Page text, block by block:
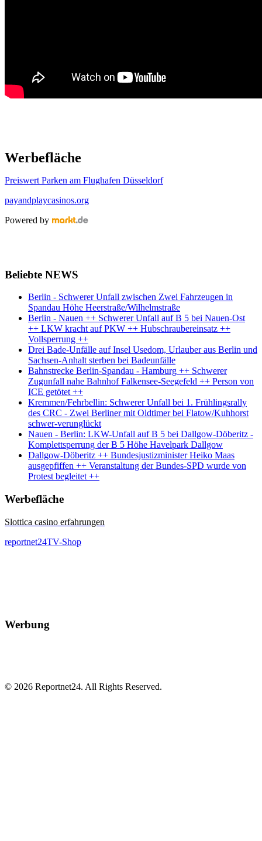
Werbefläche
Preiswert Parken am Flughafen Düsseldorf
payandplaycasinos.org
Powered by
Beliebte NEWS
Berlin - Schwerer Unfall zwischen Zwei Fahrzeugen in
Spandau Höhe Heerstraße/Wilhelmstraße
Berlin - Nauen ++ Schwerer Unfall auf B 5 bei Nauen-Ost
++ LKW kracht auf PKW ++ Hubschraubereinsatz ++
Vollsperrung ++
Drei Bade-Unfälle auf Insel Usedom, Urlauber aus Berlin und
Sachsen-Anhalt sterben bei Badeunfälle
Bahnstrecke Berlin-Spandau - Hamburg ++ Schwerer
Zugunfall nahe Bahnhof Falkensee-Seegefeld ++ Person von
ICE getötet ++
Kremmen/Fehrbellin: Schwerer Unfall bei 1. Frühlingsrally
des CRC - Zwei Berliner mit Oldtimer bei Flatow/Kuhhorst
schwer-verunglückt
Nauen - Berlin: LKW-Unfall auf B 5 bei Dallgow-Döberitz -
Komplettsperrung der B 5 Höhe Havelpark Dallgow
Dallgow-Döberitz ++ Bundesjustizminister Heiko Maas
ausgepfiffen ++ Veranstaltung der Bundes-SPD wurde von
Protest begleitet ++
Werbefläche
Slottica casino erfahrungen
reportnet24TV-Shop
Werbung
© 2026 Reportnet24. All Rights Reserved.